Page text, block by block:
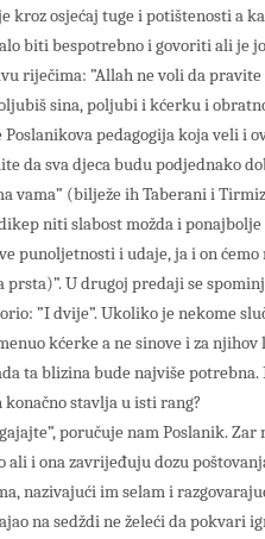
kroz osjećaj tuge i potištenosti a
biti bespotrebno i govoriti ali je
riječima: ”Allah ne voli da
sina, poljubi i kćerku i
pedagogija koja veli i
da sva djeca budu podjednako
vama” (bilježe ih Taberani i
niti slabost možda i
punoljetnosti i udaje, ja i on
prsta)”. U drugoj predaji se
”I dvije”. Ukoliko je nekome
kćerke a ne sinove i za
ta blizina bude najviše potrebna.
stavlja u isti rang?
poručuje nam Poslanik. Zar
ali i ona zavrijeđuju dozu
nazivajući im selam i
na sedždi ne želeći da pokvari